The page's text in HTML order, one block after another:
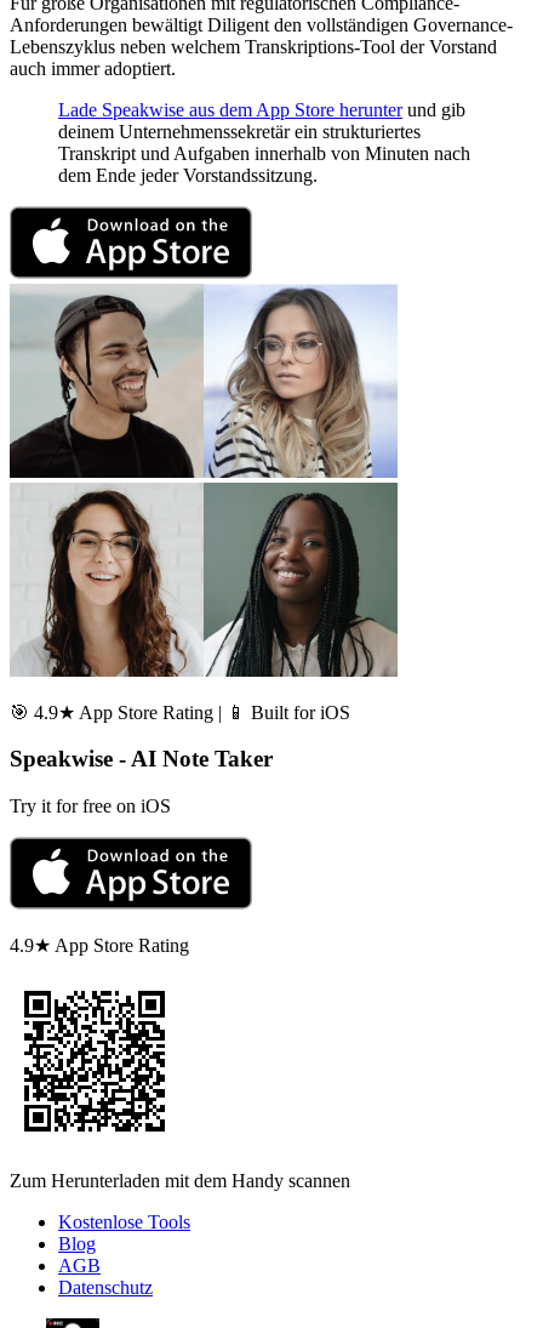
Anforderungen bewältigt Diligent den vollständigen Governance-
Lebenszyklus neben welchem Transkriptions-Tool der Vorstand
auch immer adoptiert.
Lade Speakwise aus dem App Store herunterund gib
deinem Unternehmenssekretär ein strukturiertes
Transkript und Aufgaben innerhalb von Minuten nach
dem Ende jeder Vorstandssitzung.
🎯 4.9★ App Store Rating | 📱 Built for iOS
Speakwise - AI Note Taker
Try it for free on iOS
4.9★ App Store Rating
Zum Herunterladen mit dem Handy scannen
Kostenlose Tools
Blog
AGB
Datenschutz